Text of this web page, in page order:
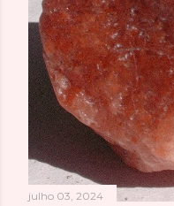
julho 03, 2024